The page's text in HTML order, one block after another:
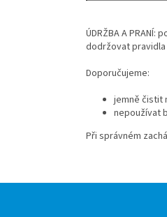
ÚDRŽBA A
dodržovat
Doporučujeme:
jemně čistit
nepoužívat
Při správném